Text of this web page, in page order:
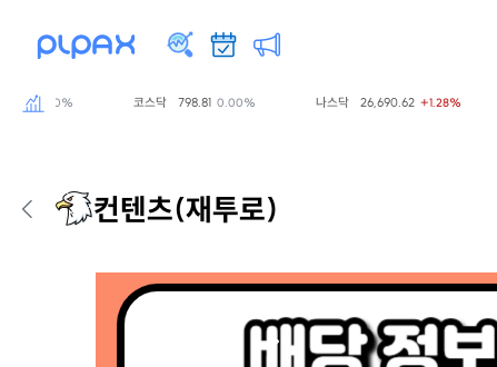
0.00% 코스닥 798.81 0.00% 나스닥 26,690.62 +1.28%
컨텐츠(재투로)